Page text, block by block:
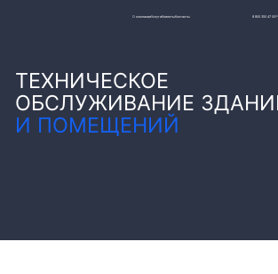
О компанииУслугиКлиентыКонтакты 8 800 350 47 00
ТЕХНИЧЕСКОЕ
ОБСЛУЖИВАНИЕ
И ПОМЕЩЕНИЙ